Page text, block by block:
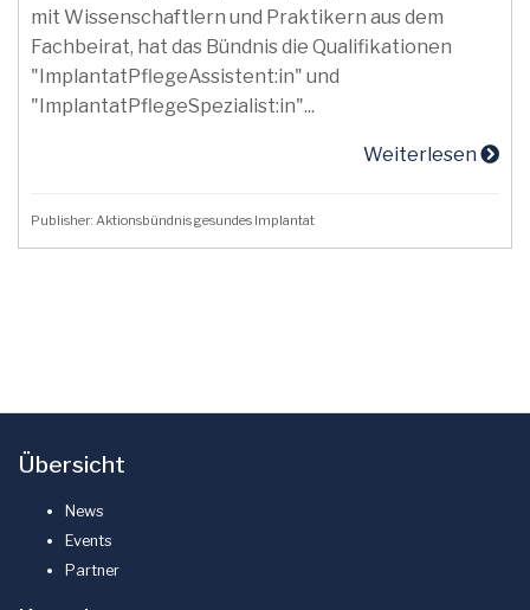
mit Wissenschaftlern und Praktikern aus dem
Fachbeirat, hat das Bündnis die Qualifikationen
"ImplantatPflegeAssistent:in" und
"ImplantatPflegeSpezialist:in"...
Weiterlesen
Publisher: Aktionsbündnis gesundes Implantat
Übersicht
News
Events
Partner